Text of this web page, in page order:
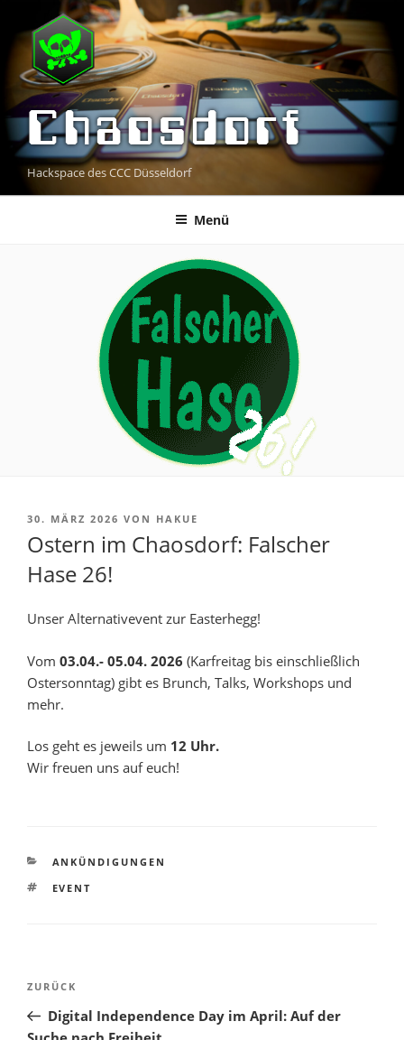
Inhalt
springen
Chaosdorf
Hackspace des CCC Düsseldorf
Menü
VERÖFFENTLICHT
30. MÄRZ 2026 VON HAKUE
Ostern im Chaosdorf: Falscher
Hase 26!
Unser Alternativevent zur Easterhegg!
Vom 03.04.- 05.04. 2026 (Karfreitag bis einschließlich
Ostersonntag) gibt es Brunch, Talks, Workshops und
mehr.
Los geht es jeweils um 12 Uhr.
Wir freuen uns auf euch!
KATEGORIEN
ANKÜNDIGUNGEN
SCHLAGWÖRTER
EVENT
Beitragsnavigation
Vorheriger
Beitrag
ZURÜCK
Digital Independence Day im April: Auf der